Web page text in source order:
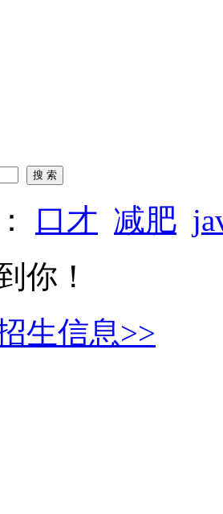
口才 减肥
你！
生信息>>